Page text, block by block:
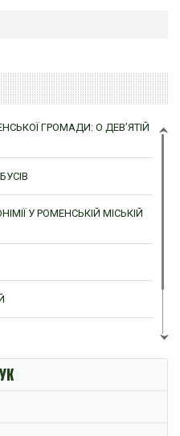
ГРОМАДИ: О ДЕВ’ЯТІЙ
У РОМЕНСЬКІЙ МІСЬКІЙ